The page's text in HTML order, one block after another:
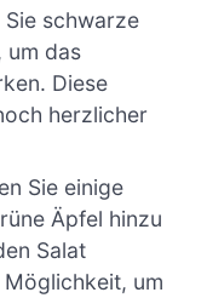
Sie schwarze
um das
Diese
herzlicher
Sie einige
Äpfel hinzu
Salat
um